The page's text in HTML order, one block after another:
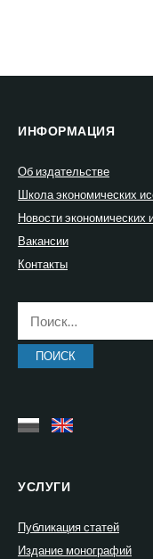
ИНФОРМАЦИЯ
Об издательстве
Школа экономических
Новости экономических
Вакансии
Контакты
УСЛУГИ
Публикация статей
Издание монографий